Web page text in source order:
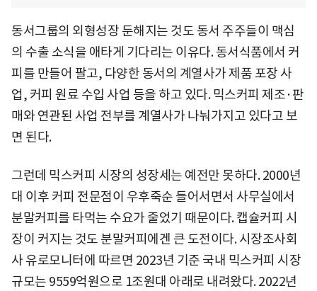
동서그룹의 외형성장 둔해지는 것도 동서 주주들이 맥심
의 수출 소식을 애타게 기다리는 이유다. 동서식품에서 커
피를 만들어 팔고, 다양한 동서의 계열사가 제품 포장 사
업, 커피 원료 수입 사업 등을 하고 있다. 믹스커피 제조·판
매와 연관된 사업 전부를 계열사가 나눠가지고 있다고 보
면 된다.
그런데 믹스커피 시장의 성장세는 예전만 못하다. 2000년
대 이후 커피 전문점이 우후죽순 들어서면서 사무실에서
분말커피를 타먹는 수요가 줄었기 때문이다. 캡슐커피 시
장이 커지는 것도 분말커피에겐 큰 도전이다. 시장조사회
사 유로모니터에 따르면 2023년 기준 국내 믹스커피 시장
규모는 9559억원으로 1조원대 아래로 내려왔다. 2022년